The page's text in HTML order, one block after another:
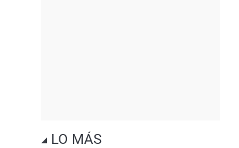
LO MÁS